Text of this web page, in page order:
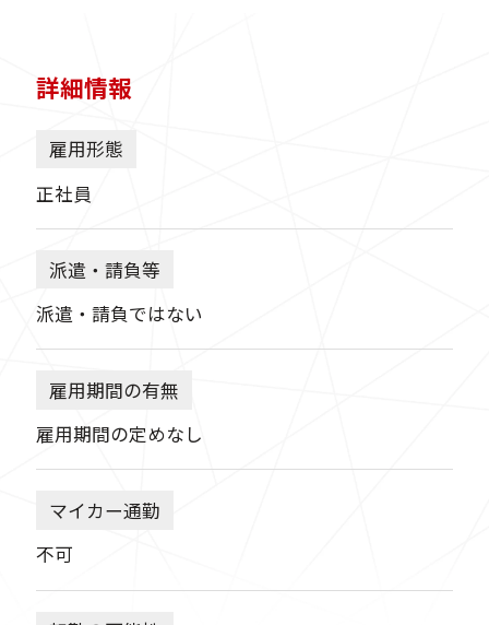
詳細情報
雇用形態
正社員
派遣・請負等
派遣・請負ではない
雇用期間の有無
雇用期間の定めなし
マイカー通勤
不可